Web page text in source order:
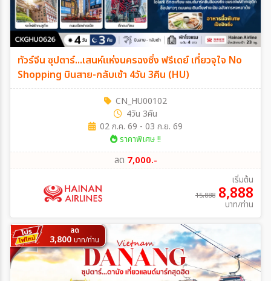
ทัวร์จีน ซุปตาร์...เสนห์แห่งนครฉงชิ่ง ฟรีเดย์ เที่ยวจุใจ No
Shopping บินสาย-กลับเช้า 4วัน 3คืน (HU)
CN_HU00102
4วัน 3คืน
02 ก.ค. 69 - 03 ก.ย. 69
ราคาพิเศษ !!
ลด 7,000.-
เริ่มต้น
15,888 8,888
บาท/ท่าน
ลด
3,800 บาท/ท่าน